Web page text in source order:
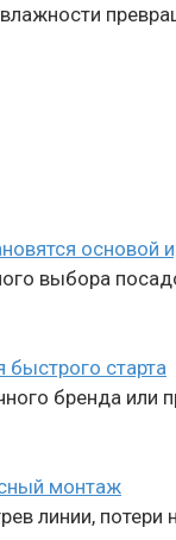
основой
выбора
старта
бренда или
монтаж
линии, потери